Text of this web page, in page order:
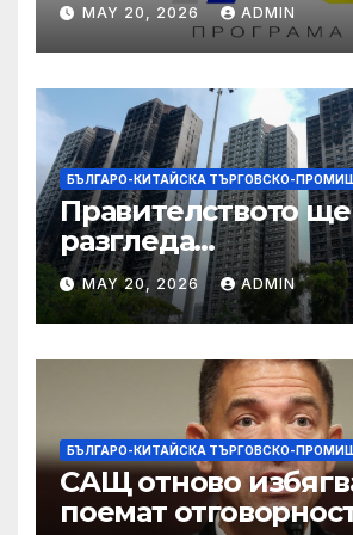
работниците с
MAY 20, 2026 ADMIN
БЪЛГАРО-КИТАЙСКА ТЪРГОВСКО-
Правителството ще
разгледа
застрахователните
претенции на
Court по план за
изкупуване: Хоп
MAY 20, 2026 ADMIN
БЪЛГАРО-КИТАЙСКА ТЪРГОВСКО-
САЩ отново
поемат